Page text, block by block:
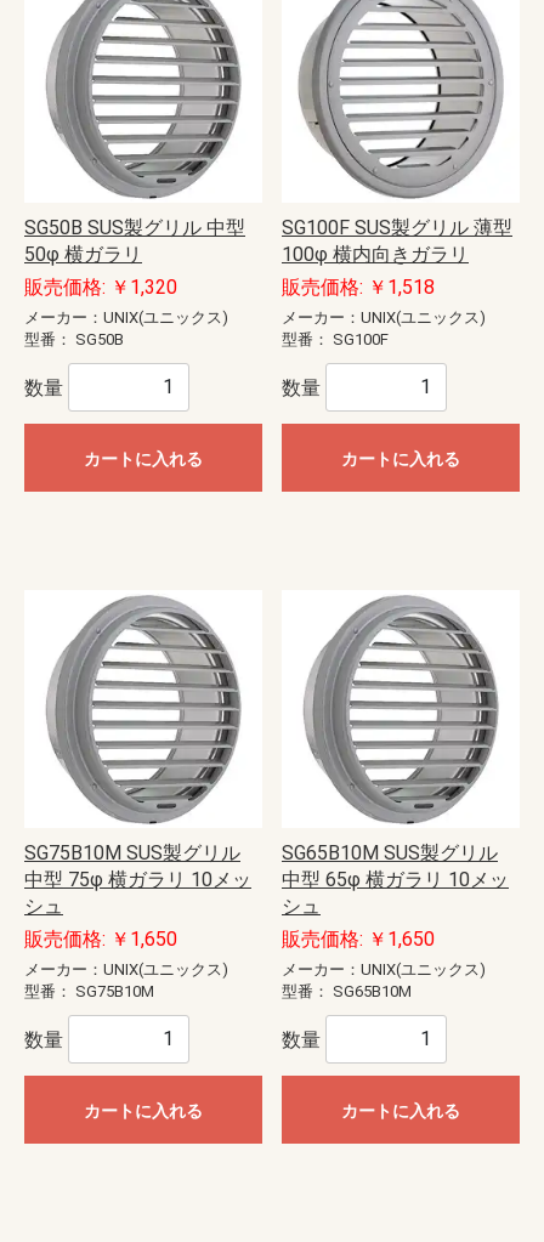
SG50B SUS製グリル 中型
50φ 横ガラリ
販売価格: ￥1,320
メーカー：UNIX(ユニックス)
型番： SG50B
数量
カートに入れる
SG100F SUS製グリル 薄型
100φ 横内向きガラリ
販売価格: ￥1,518
メーカー：UNIX(ユニックス)
型番： SG100F
数量
カートに入れる
SG75B10M SUS製グリル
中型 75φ 横ガラリ 10メッ
シュ
販売価格: ￥1,650
メーカー：UNIX(ユニックス)
型番： SG75B10M
数量
カートに入れる
SG65B10M SUS製グリル
中型 65φ 横ガラリ 10メッ
シュ
販売価格: ￥1,650
メーカー：UNIX(ユニックス)
型番： SG65B10M
数量
カートに入れる